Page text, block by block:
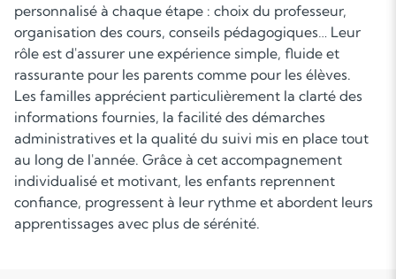
personnalisé à chaque étape : choix du professeur,
organisation des cours, conseils pédagogiques… Leur
rôle est d'assurer une expérience simple, fluide et
rassurante pour les parents comme pour les élèves.
Les familles apprécient particulièrement la clarté des
informations fournies, la facilité des démarches
administratives et la qualité du suivi mis en place tout
au long de l'année. Grâce à cet accompagnement
individualisé et motivant, les enfants reprennent
confiance, progressent à leur rythme et abordent leurs
apprentissages avec plus de sérénité.